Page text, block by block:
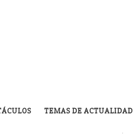
TEMAS DE ACTUALIDAD